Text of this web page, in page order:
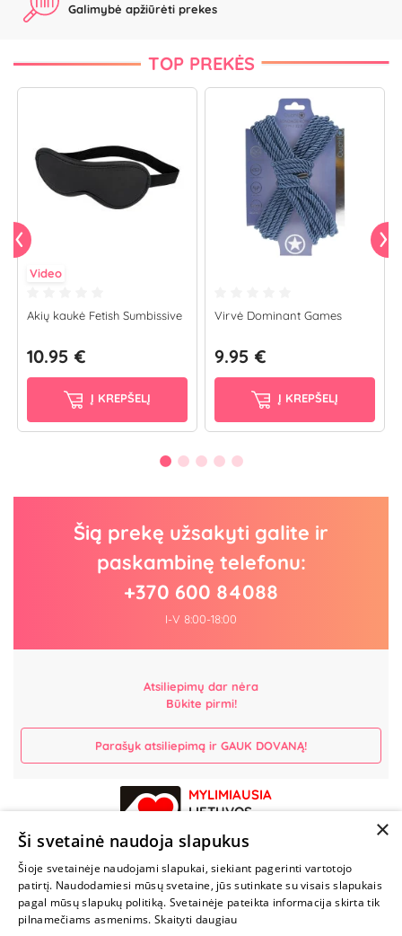
Galimybė apžiūrėti prekes
TOP PREKĖS
Video
Akių kaukė Fetish Sumbissive
10.95 €
Į KREPŠELĮ
Virvė Dominant Games
9.95 €
Į KREPŠELĮ
Šią prekę užsakyti galite ir
paskambinę telefonu:
+370 600 84088
I-V 8:00-18:00
Atsiliepimų dar nėra
Būkite pirmi!
Parašyk atsiliepimą ir GAUK DOVANĄ!
MYLIMIAUSIA
LIETUVOS
PARDUOTUVĖ
NENUSTOK
ŽAISTI
×
Ši svetainė naudoja slapukus
Šioje svetainėje naudojami slapukai, siekiant pagerinti vartotojo
patirtį. Naudodamiesi mūsų svetaine, jūs sutinkate su visais slapukais
pagal mūsų slapukų politiką. Svetainėje pateikta informacija skirta tik
pilnamečiams asmenims. Skaityti daugiau